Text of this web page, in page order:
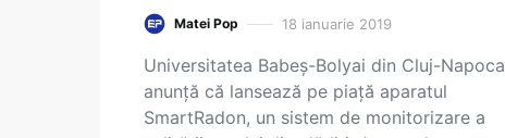
Matei Pop 18 ianuarie 2019
Universitatea Babeș-Bolyai din Cluj-Napoca
anunță că lansează pe piață aparatul
SmartRadon, un sistem de monitorizare a